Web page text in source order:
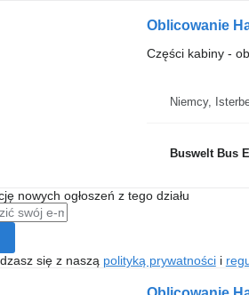
Oblicowanie
Części kabiny -
Niemcy,
Buswelt Bus
nowych ogłoszeń z tego działu
się z naszą polityką prywatnościi